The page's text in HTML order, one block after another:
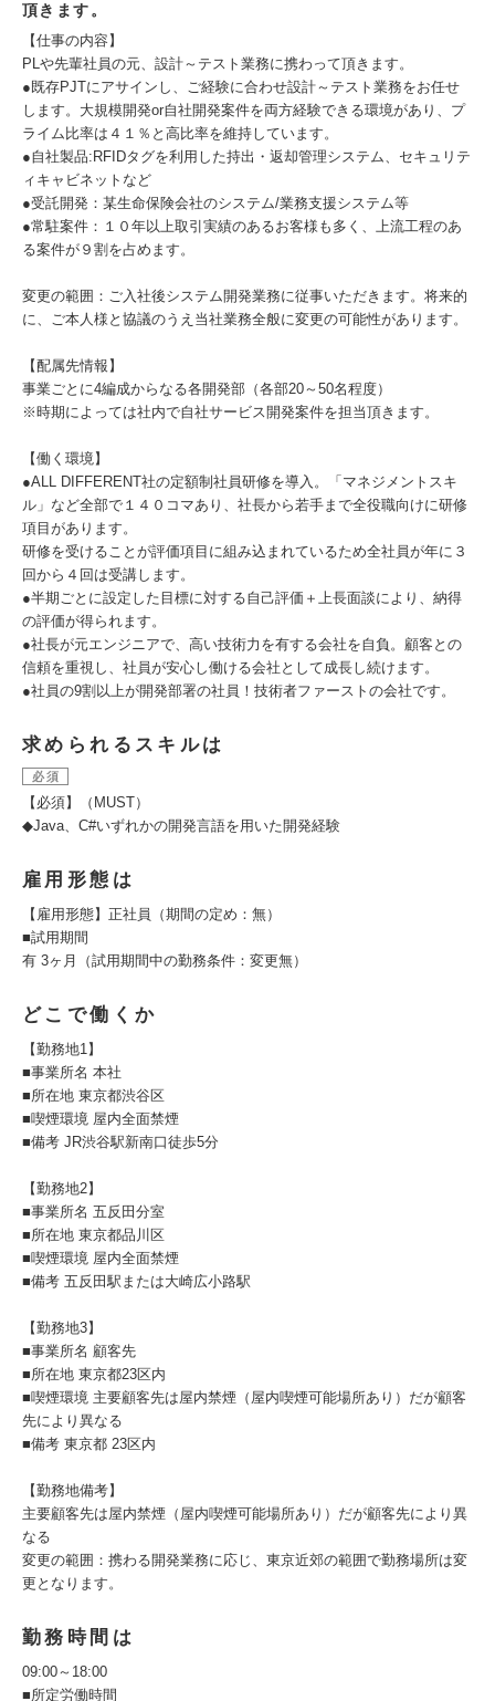
頂きます。
【仕事の内容】
PLや先輩社員の元、設計～テスト業務に携わって頂きます。
●既存PJTにアサインし、ご経験に合わせ設計～テスト業務をお任せ
します。大規模開発or自社開発案件を両方経験できる環境があり、プ
ライム比率は４１％と高比率を維持しています。
●自社製品:RFIDタグを利用した持出・返却管理システム、セキュリテ
ィキャビネットなど
●受託開発：某生命保険会社のシステム/業務支援システム等
●常駐案件：１０年以上取引実績のあるお客様も多く、上流工程のあ
る案件が９割を占めます。
変更の範囲：ご入社後システム開発業務に従事いただきます。将来的
に、ご本人様と協議のうえ当社業務全般に変更の可能性があります。
【配属先情報】
事業ごとに4編成からなる各開発部（各部20～50名程度）
※時期によっては社内で自社サービス開発案件を担当頂きます。
【働く環境】
●ALL DIFFERENT社の定額制社員研修を導入。「マネジメントスキ
ル」など全部で１４０コマあり、社長から若手まで全役職向けに研修
項目があります。
研修を受けることが評価項目に組み込まれているため全社員が年に３
回から４回は受講します。
●半期ごとに設定した目標に対する自己評価＋上長面談により、納得
の評価が得られます。
●社長が元エンジニアで、高い技術力を有する会社を自負。顧客との
信頼を重視し、社員が安心し働ける会社として成長し続けます。
●社員の9割以上が開発部署の社員！技術者ファーストの会社です。
求められるスキルは
必須
【必須】（MUST）
◆Java、C#いずれかの開発言語を用いた開発経験
雇用形態は
【雇用形態】正社員（期間の定め：無）
■試用期間
有 3ヶ月（試用期間中の勤務条件：変更無）
どこで働くか
【勤務地1】
■事業所名 本社
■所在地 東京都渋谷区
■喫煙環境 屋内全面禁煙
■備考 JR渋谷駅新南口徒歩5分
【勤務地2】
■事業所名 五反田分室
■所在地 東京都品川区
■喫煙環境 屋内全面禁煙
■備考 五反田駅または大崎広小路駅
【勤務地3】
■事業所名 顧客先
■所在地 東京都23区内
■喫煙環境 主要顧客先は屋内禁煙（屋内喫煙可能場所あり）だが顧客
先により異なる
■備考 東京都 23区内
【勤務地備考】
主要顧客先は屋内禁煙（屋内喫煙可能場所あり）だが顧客先により異
なる
変更の範囲：携わる開発業務に応じ、東京近郊の範囲で勤務場所は変
更となります。
勤務時間は
09:00～18:00
■所定労働時間